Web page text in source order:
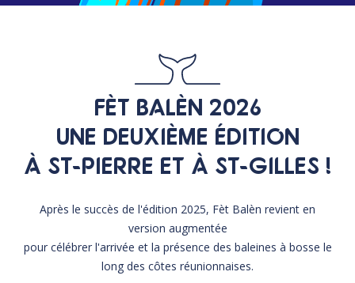
FÈT BALÈN 2026
UNE DEUXIÈME ÉDITION
À ST-PIERRE ET À ST-GILLES !
Après le succès de l'édition 2025, Fèt Balèn revient en
version augmentée
pour célébrer l'arrivée et la présence des baleines à bosse le
long des côtes réunionnaises.